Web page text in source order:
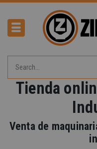
Tienda
Venta de
-40%